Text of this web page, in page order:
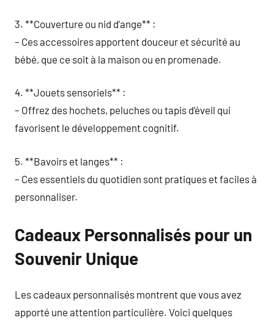
3. **Couverture ou nid d’ange** :
– Ces accessoires apportent douceur et sécurité au
bébé, que ce soit à la maison ou en promenade.
4. **Jouets sensoriels** :
– Offrez des hochets, peluches ou tapis d’éveil qui
favorisent le développement cognitif.
5. **Bavoirs et langes** :
– Ces essentiels du quotidien sont pratiques et faciles à
personnaliser.
Cadeaux Personnalisés pour un
Souvenir Unique
Les cadeaux personnalisés montrent que vous avez
apporté une attention particulière. Voici quelques